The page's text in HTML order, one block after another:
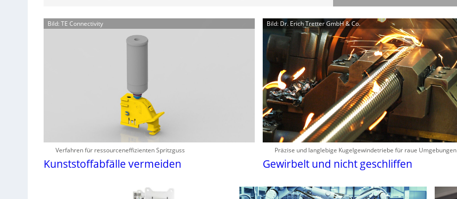
Bild: TE Connectivity
Verfahren für ressourceneffizienten Spritzguss
Kunststoffabfälle vermeiden
Bild: Dr. Erich Tretter GmbH & Co.
Präzise und langlebige Kugelgewindetriebe für raue Umgebungen
Gewirbelt und nicht geschliffen